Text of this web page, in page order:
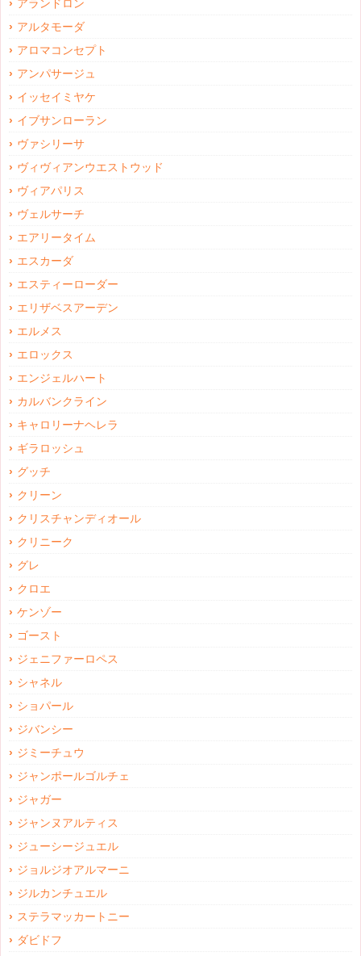
アランドロン
アルタモーダ
アロマコンセプト
アンパサージュ
イッセイミヤケ
イブサンローラン
ヴァシリーサ
ヴィヴィアンウエストウッド
ヴィアパリス
ヴェルサーチ
エアリータイム
エスカーダ
エスティーローダー
エリザベスアーデン
エルメス
エロックス
エンジェルハート
カルバンクライン
キャロリーナヘレラ
ギラロッシュ
グッチ
クリーン
クリスチャンディオール
クリニーク
グレ
クロエ
ケンゾー
ゴースト
ジェニファーロペス
シャネル
ショパール
ジバンシー
ジミーチュウ
ジャンポールゴルチェ
ジャガー
ジャンヌアルティス
ジューシージュエル
ジョルジオアルマーニ
ジルカンチュエル
ステラマッカートニー
ダビドフ